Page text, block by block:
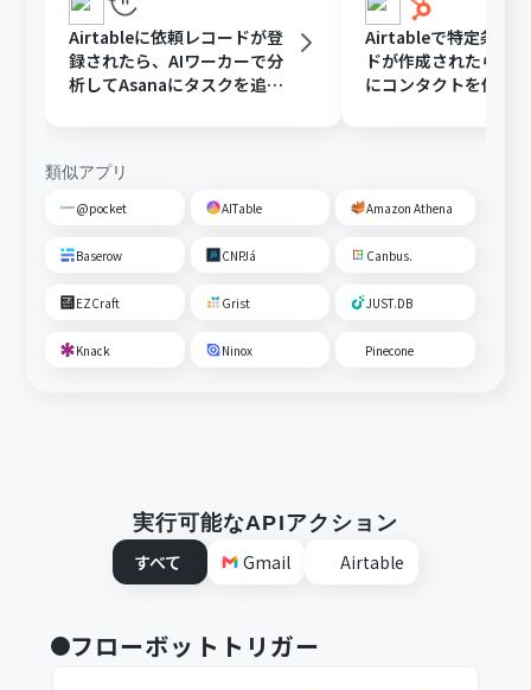
Airtableに依頼レコードが登
録されたら、AIワーカーで分
析してAsanaにタスクを追加
Airtableで特定条件
ドが作成されたら、
にコンタクトを作成
類似アプリ
@pocket AITable Amazon Athena
Baserow CNPJá Canbus.
EZCraft Grist JUST.DB
Knack Ninox Pinecone
実行可能なAPIアクション
すべて
Gmail Airtable
フローボットトリガー